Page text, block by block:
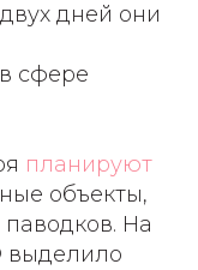
дней они
сфере
планируют
объекты,
На
выделило